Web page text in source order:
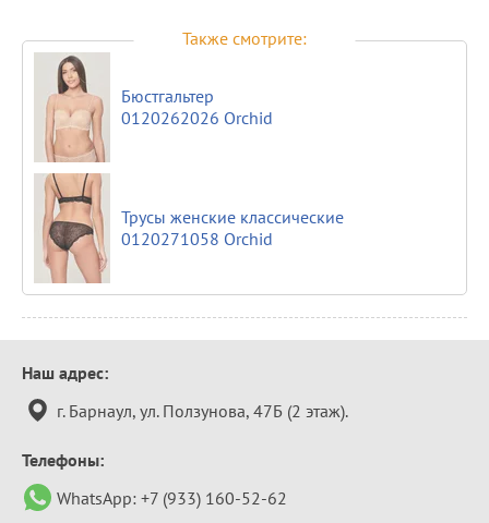
Также смотрите:
Бюстгальтер
0120262026 Orchid
Трусы женские классические
0120271058 Orchid
Контактная
информация
Наш адрес:
г. Барнаул, ул. Ползунова, 47Б (2 этаж).
Телефоны:
WhatsApp: +7 (933) 160-52-62